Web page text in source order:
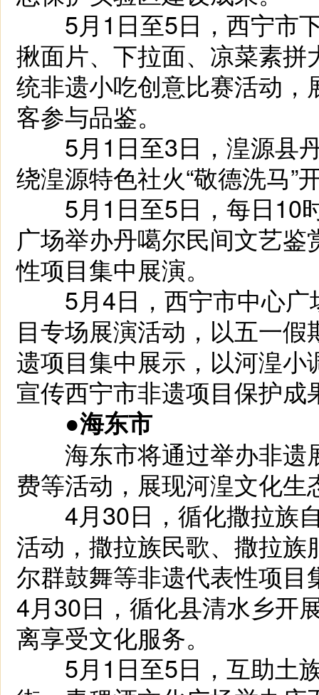
5月1日至5日，西宁市下
揪面片、下拉面、凉菜素
统非遗小吃创意比赛活动
客参与品鉴。
5月1日至3日，湟源县丹
绕湟源特色社火“敬德洗马”
5月1日至5日，每日10
广场举办丹噶尔民间文艺
性项目集中展演。
5月4日，西宁市中心广
目专场展演活动，以五一
遗项目集中展示，以河湟
宣传西宁市非遗项目保护成
●海东市
海东市将通过举办非遗
费等活动，展现河湟文化生
4月30日，循化撒拉族自
活动，撒拉族民歌、撒拉
尔群鼓舞等非遗代表性项
4月30日，循化县清水乡开
离享受文化服务。
5月1日至5日，互助土族